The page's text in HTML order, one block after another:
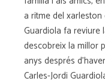
a ritme del xarleston
Guardiola fa reviure
descobreix la millor
anys després
Carles-Jordi